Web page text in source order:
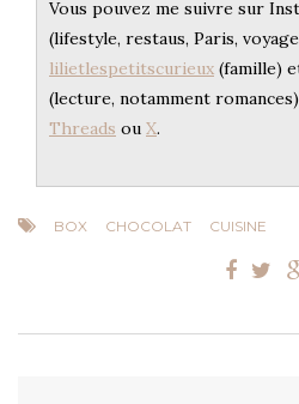
Vous pouvez me suivre sur
(lifestyle, restaus, Paris,
lilietlespetitscurieux (famille)
(lecture, notamment
Threads ou X.
BOX CHOCOLAT CUISINE